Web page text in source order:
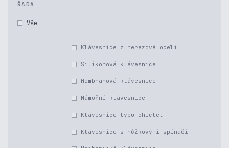
ŘADA
Vše
Klávesnice z nerezové oceli
Silikonová klávesnice
Membránová klávesnice
Námořní klávesnice
Klávesnice typu chiclet
Klávesnice s nůžkovými spínači